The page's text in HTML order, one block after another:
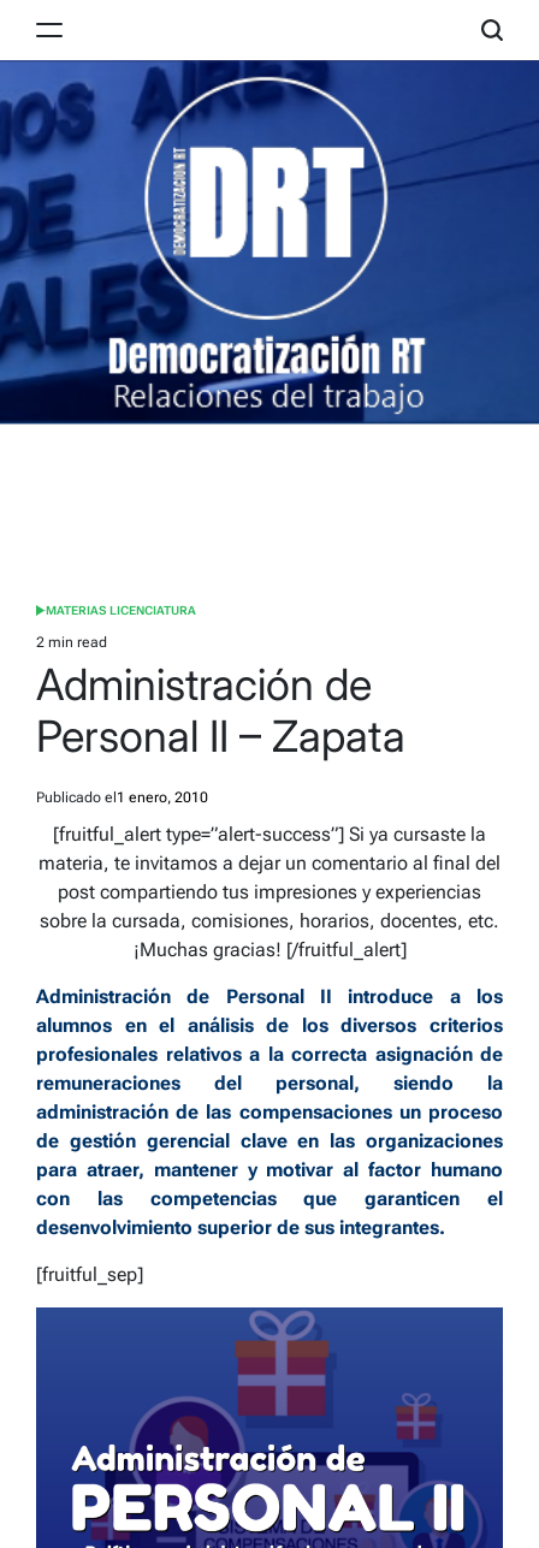
RT
POSTED
IN
MATERIAS LICENCIATURA
Estimated
read
time
2 min read
Administración de
Personal II – Zapata
Publicado el 1 enero, 2010
[fruitful_alert type=”alert-success”] Si ya cursaste la
materia, te invitamos a dejar un comentario al final del
post compartiendo tus impresiones y experiencias
sobre la cursada, comisiones, horarios, docentes, etc.
¡Muchas gracias! [/fruitful_alert]
Administración de Personal II introduce a los
alumnos en el análisis de los diversos criterios
profesionales relativos a la correcta asignación de
remuneraciones del personal, siendo la
administración de las compensaciones un proceso
de gestión gerencial clave en las organizaciones
para atraer, mantener y motivar al factor humano
con las competencias que garanticen el
desenvolvimiento superior de sus integrantes.
[fruitful_sep]